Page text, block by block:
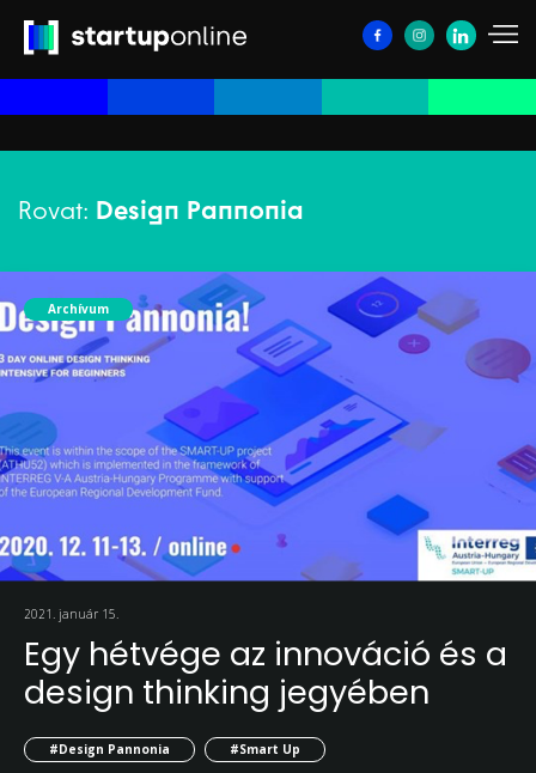
Rovat: Design Pannonia
Archívum
2021. január 15.
Egy hétvége az innováció és a
design thinking jegyében
#Design Pannonia #Smart Up